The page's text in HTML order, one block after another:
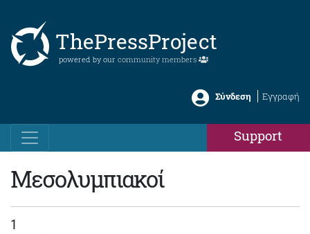
ThePressProject
powered by our community members
Σύνδεση Εγγραφή
Support
Μεσολυμπιακοί
1